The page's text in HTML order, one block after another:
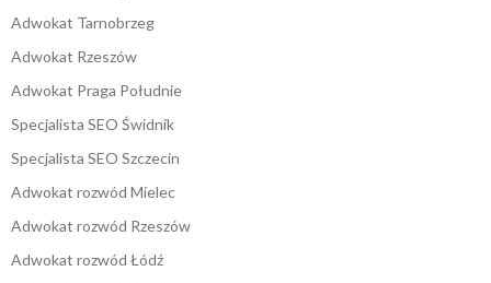
Adwokat Tarnobrzeg
Adwokat Rzeszów
Adwokat Praga Południe
Specjalista SEO Świdnik
Specjalista SEO Szczecin
Adwokat rozwód Mielec
Adwokat rozwód Rzeszów
Adwokat rozwód Łódź